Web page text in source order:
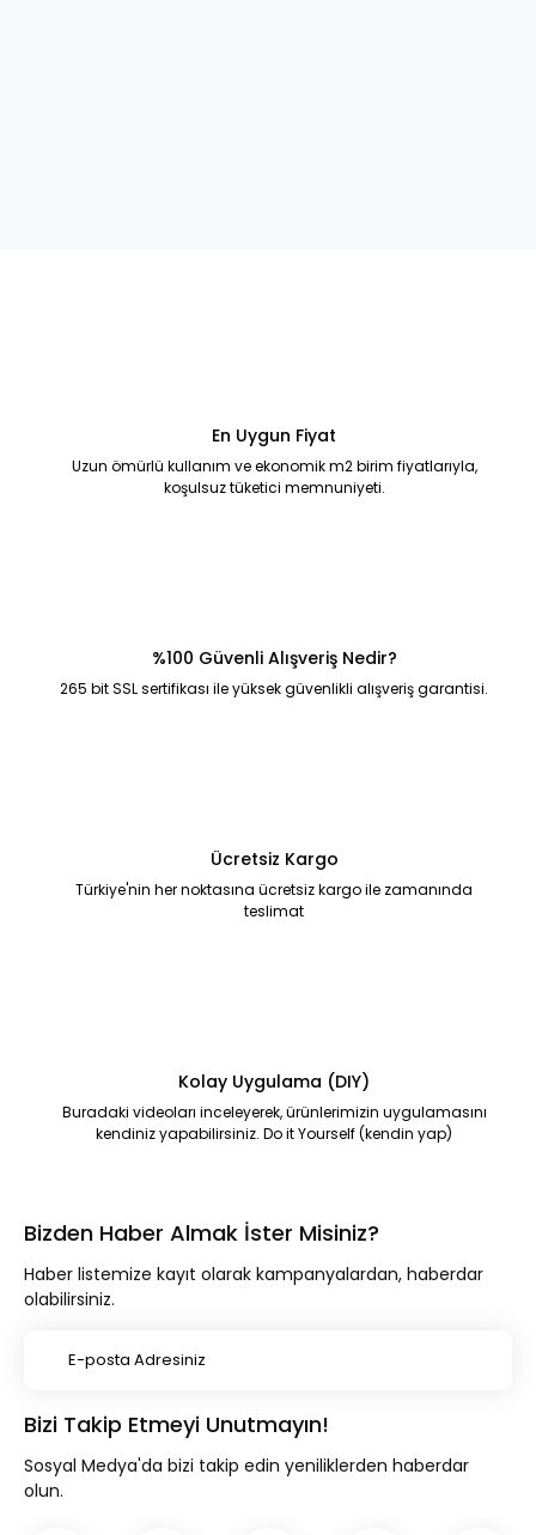
En Uygun Fiyat
Uzun ömürlü kullanım ve ekonomik m2 birim fiyatlarıyla,
koşulsuz tüketici memnuniyeti.
%100 Güvenli Alışveriş Nedir?
265 bit SSL sertifikası ile yüksek güvenlikli alışveriş garantisi.
Ücretsiz Kargo
Türkiye'nin her noktasına ücretsiz kargo ile zamanında
teslimat
Kolay Uygulama (DIY)
Buradaki videoları inceleyerek, ürünlerimizin uygulamasını
kendiniz yapabilirsiniz. Do it Yourself (kendin yap)
Bizden Haber Almak İster Misiniz?
Haber listemize kayıt olarak kampanyalardan, haberdar
olabilirsiniz.
Bizi Takip Etmeyi Unutmayın!
Sosyal Medya'da bizi takip edin yeniliklerden haberdar
olun.